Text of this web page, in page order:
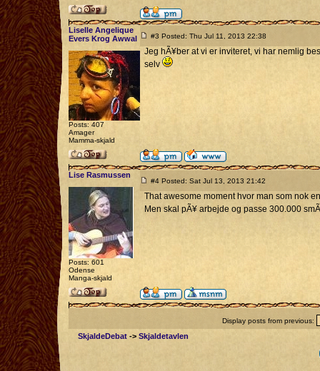
Liselle Angelique
Evers Krog Awwal
Posts: 407
Amager
Mamma-skjald
#3 Posted: Thu Jul 11, 2013 22:38
Jeg hÃ¥ber at vi er inviteret, vi har nemlig
selv
Lise Rasmussen
Posts: 601
Odense
Manga-skjald
#4 Posted: Sat Jul 13, 2013 21:42
That awesome moment hvor man som nok
Men skal pÃ¥ arbejde og passe 300.000
Display posts from previous:
SkjaldeDebat -> Skjaldetavlen